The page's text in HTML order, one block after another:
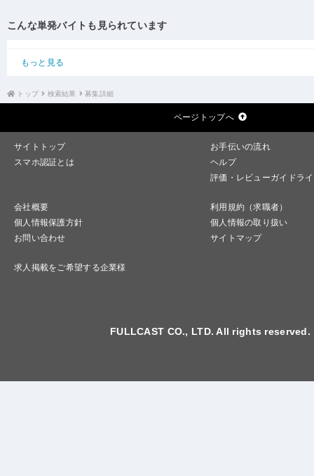
こんな単発バイトも見られています
もっと見る
トップ 検索結果 募集詳細
ページトップへ
サイトトップ
お手伝いの流れ
スマホ認証とは
ヘルプ
評価・レビューガイドラ
会社概要
利用規約（求職者）
個人情報保護方針
個人情報の取り扱い
お問い合わせ
サイトマップ
求人掲載をご希望する企業様
FULLCAST CO., LTD. All rights reserved.